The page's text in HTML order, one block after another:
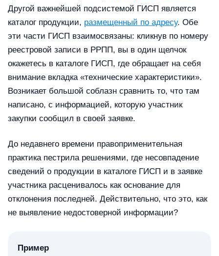
Другой важнейшей подсистемой ГИСП является
каталог продукции, размещенный по адресу. Обе
эти части ГИСП взаимосвязаны: кликнув по номеру
реестровой записи в РРПП, вы в один щелчок
окажетесь в каталоге ГИСП, где обращает на себя
внимание вкладка «технические характеристики».
Возникает большой соблазн сравнить то, что там
написано, с информацией, которую участник
закупки сообщил в своей заявке.
До недавнего времени правоприменительная
практика пестрила решениями, где несовпадение
сведений о продукции в каталоге ГИСП и в заявке
участника расценивалось как основание для
отклонения последней. Действительно, что это, как
не выявление недостоверной информации?
Пример